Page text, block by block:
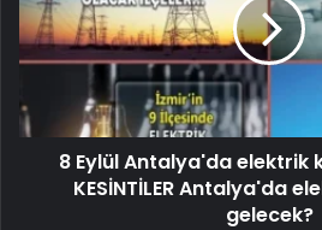
8 Eylül Antalya'da elektrik
KESİNTİLER Antalya'da
gelecek?